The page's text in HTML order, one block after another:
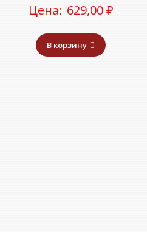
Цена: 629,00₽
В корзину